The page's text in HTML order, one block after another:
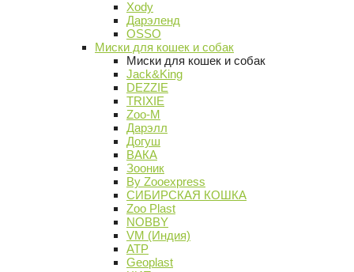
Xody
Дарэленд
OSSO
Миски для кошек и собак
Миски для кошек и собак
Jack&King
DEZZIE
TRIXIE
Zoo-M
Дарэлл
Догуш
ВАКА
Зооник
By Zooexpress
СИБИРСКАЯ КОШКА
Zoo Plast
NOBBY
VM (Индия)
АТР
Geoplast